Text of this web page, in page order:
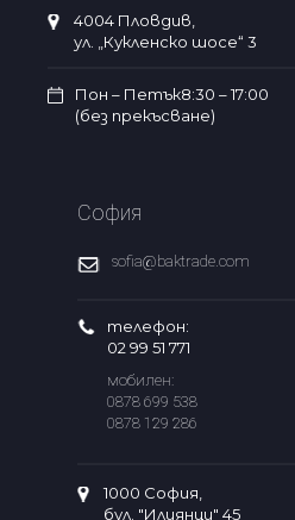
4004 Пловдив,
ул. „Кукленско шосе“ 3
Пон – Петък8:30 – 17:00
(без прекъсване)
София
sofia@baktrade.com
телефон:
02 99 51 771
мобилен:
0878 699 538
0878 129 286
1000 София,
бул. "Илиянци" 45